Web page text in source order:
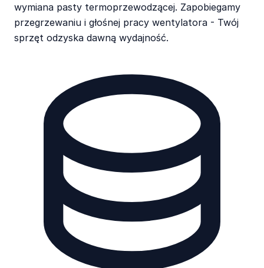
wymiana pasty termoprzewodzącej. Zapobiegamy
przegrzewaniu i głośnej pracy wentylatora - Twój
sprzęt odzyska dawną wydajność.